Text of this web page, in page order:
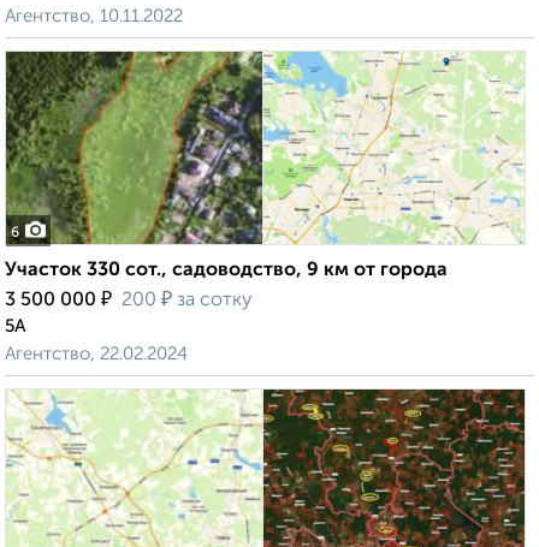
Агентство, 10.11.2022
6
Участок 330 сот., садоводство, 9 км от города
3 500 000 ₽ 200 ₽ за сотку
5А
Агентство, 22.02.2024